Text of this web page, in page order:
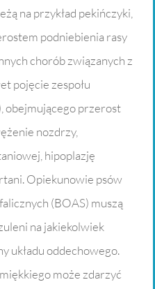
na przykład pekińczyki,
podniebienia rasy
chorób związanych z
pojęcie zespołu
obejmującego przerost
nozdrzy,
hipoplazję
Opiekunowie psów
(BOAS) muszą
na jakiekolwiek
układu oddechowego.
może zdarzyć